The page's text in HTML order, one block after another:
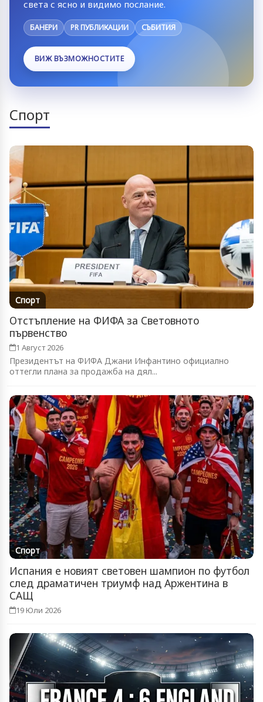
света с ясно и видимо послание.
БАНЕРИ PR ПУБЛИКАЦИИ СЪБИТИЯ
ВИЖ ВЪЗМОЖНОСТИТЕ
Спорт
Спорт
Отстъпление на ФИФА за Световното
първенство
1 Август 2026
Президентът на ФИФА Джани Инфантино официално
оттегли плана за продажба на дял...
Спорт
Испания е новият световен шампион по футбол
след драматичен триумф над Аржентина в
САЩ
19 Юли 2026